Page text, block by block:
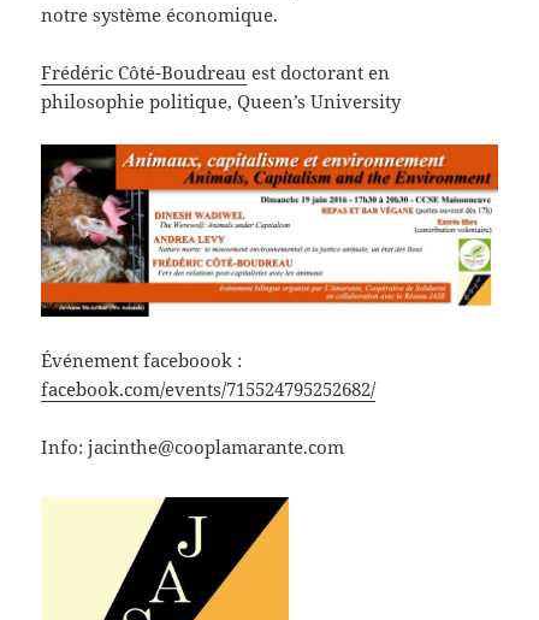
notre système économique.
Frédéric Côté-Boudreau est doctorant en
philosophie politique, Queen’s University
Événement faceboook :
facebook.com/events/715524795252682/
Info: jacinthe@cooplamarante.com